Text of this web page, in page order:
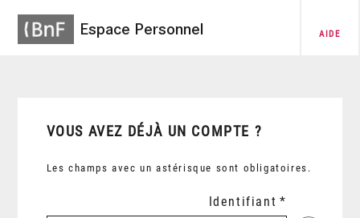
Espace Personnel AIDE
VOUS AVEZ DÉJÀ UN COMPTE ?
Les champs avec un astérisque sont obligatoires.
Identifiant